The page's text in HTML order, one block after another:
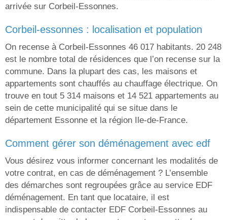
arrivée sur Corbeil-Essonnes.
corbeil-essonnes : localisation et population
On recense à Corbeil-Essonnes 46 017 habitants. 20 248
est le nombre total de résidences que l’on recense sur la
commune. Dans la plupart des cas, les maisons et
appartements sont chauffés au chauffage électrique. On
trouve en tout 5 314 maisons et 14 521 appartements au
sein de cette municipalité qui se situe dans le
département Essonne et la région Ile-de-France.
comment gérer son déménagement avec edf
Vous désirez vous informer concernant les modalités de
votre contrat, en cas de déménagement ? L’ensemble
des démarches sont regroupées grâce au service EDF
déménagement. En tant que locataire, il est
indispensable de contacter EDF Corbeil-Essonnes au